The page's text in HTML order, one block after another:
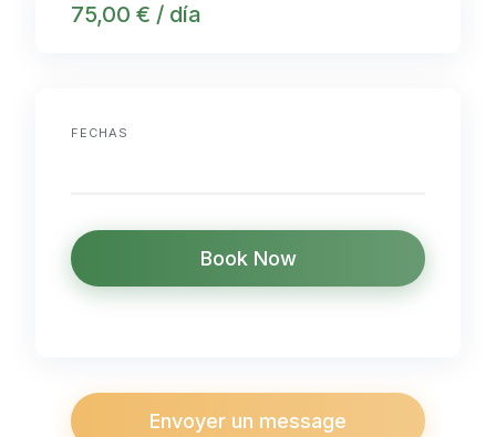
75,00 € / día
FECHAS
Book Now
Envoyer un message